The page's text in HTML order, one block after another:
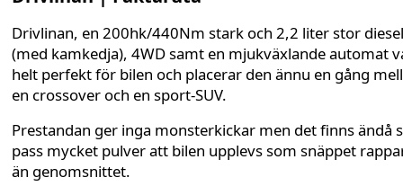
Drivlinan, en 200hk/440Nm stark och 2,2 liter stor
(med kamkedja), 4WD samt en mjukväxlande automat
helt perfekt för bilen och placerar den ännu en gång
en crossover och en sport-SUV.
Prestandan ger inga monsterkickar men det finns ändå
pass mycket pulver att bilen upplevs som snäppet
än genomsnittet.